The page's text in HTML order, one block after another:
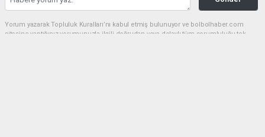
Yorum yazarak Topluluk Kuralları’nı kabul etmiş bulunuyor ve bolbolhaber.com
sitesine yaptığınız yorumunuzla ilgili doğrudan veya dolaylı tüm sorumluluğu tek